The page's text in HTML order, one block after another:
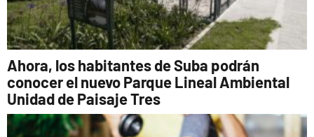
Ahora, los habitantes de Suba podrán
conocer el nuevo Parque Lineal Ambiental
Unidad de Paisaje Tres